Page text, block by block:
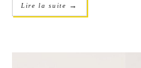
Lire la suite →